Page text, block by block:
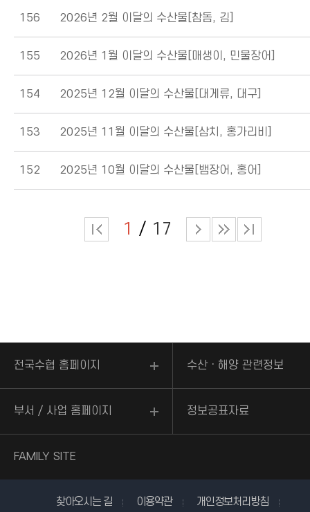
156 2026년 2월 이달의 수산물[참돔, 김]
155 2026년 1월 이달의 수산물[매생이, 민물장어]
154 2025년 12월 이달의 수산물[대게류, 대구]
153 2025년 11월 이달의 수산물[삼치, 홍가리비]
152 2025년 10월 이달의 수산물[뱀장어, 홍어]
1 17
전국수협 홈페이지 수산ㆍ해양 관련정보
부서 / 사업 홈페이지 정보공표자료
FAMILY SITE
찾아오시는 길 이용약관
개인정보처리방침